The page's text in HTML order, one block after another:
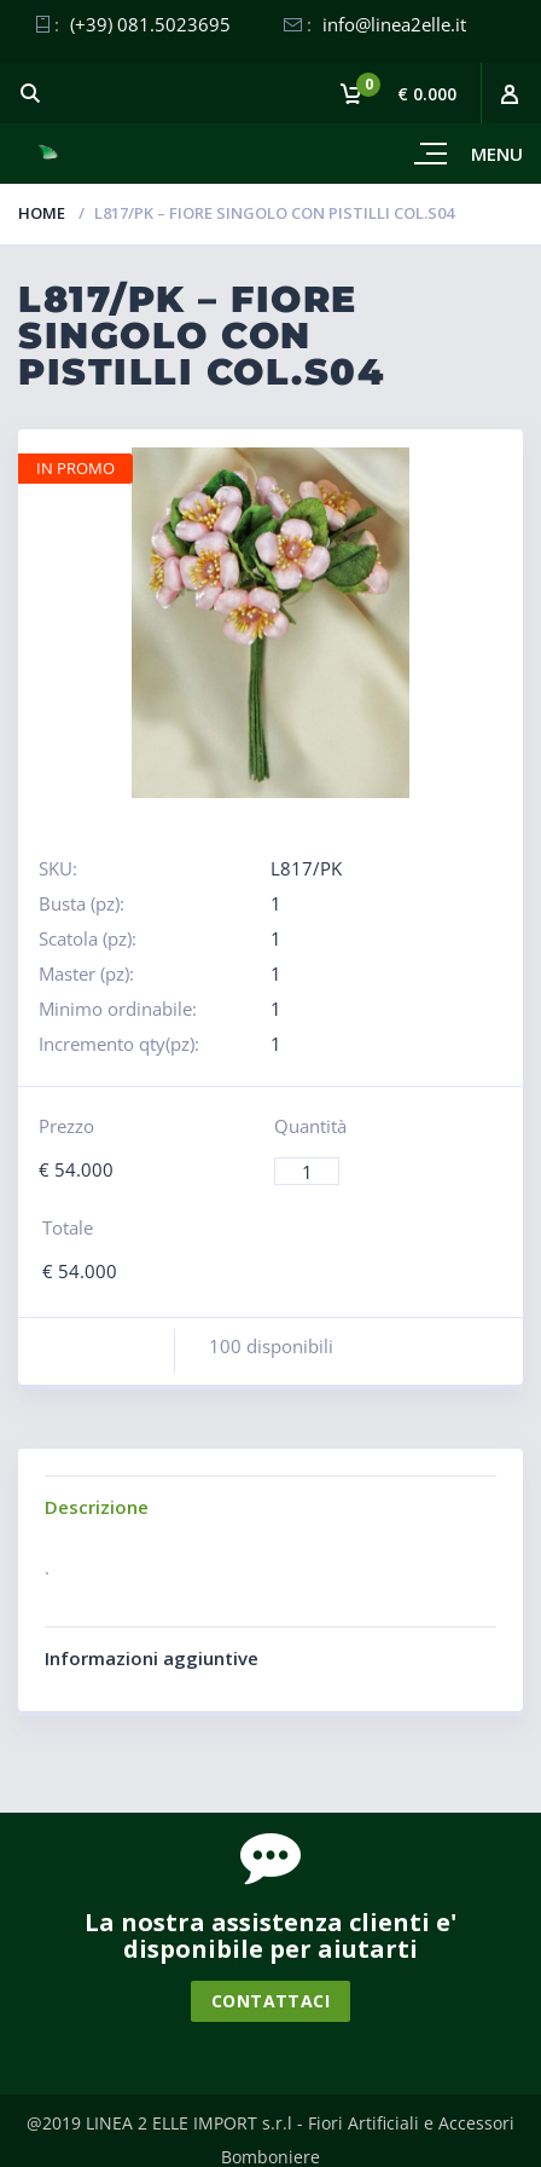
: (+39) 081.5023695 : info@linea2elle.it
MENU
0 € 0.000
HOME L817/PK – FIORE SINGOLO CON PISTILLI COL.S04
L817/PK – FIORE
SINGOLO CON
PISTILLI COL.S04
SKU:
L817/PK
Busta (pz):
1
Scatola (pz):
1
Master (pz):
1
Minimo ordinabile:
1
Incremento qty(pz):
1
Prezzo
€54.000
Quantità
Totale
€54.000
100 disponibili
IN PROMO
Descrizione
.
Informazioni aggiuntive
La nostra assistenza clienti e'
disponibile per aiutarti
CONTATTACI
@2019 LINEA 2 ELLE IMPORT s.r.l - Fiori Artificiali e Accessori
Bomboniere